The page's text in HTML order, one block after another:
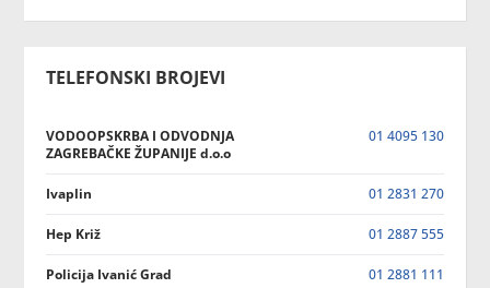
TELEFONSKI BROJEVI
VODOOPSKRBA I ODVODNJA
ZAGREBAČKE ŽUPANIJE d.o.o
01 4095 130
Ivaplin 01 2831 270
Hep Križ 01 2887 555
Policija Ivanić Grad 01 2881 111